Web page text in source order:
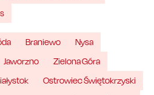
Braniewo
Nysa
Jaworzno
Zielona Góra
Ostrowiec Świętokrzyski